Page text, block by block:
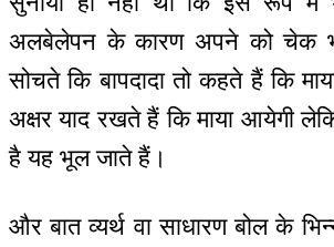
अलबेलेपन के कारण अपने को चेक
सोचते कि बापदादा तो कहते हैं कि
अक्षर याद रखते हैं कि माया आयेगी
है यह भूल जाते हैं।
और बात व्यर्थ वा साधारण बोल के